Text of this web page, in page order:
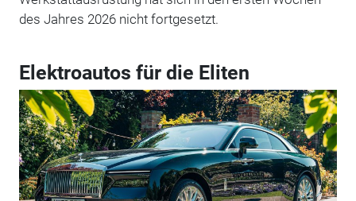
des Jahres 2026 nicht fortgesetzt.
Elektroautos für die Eliten